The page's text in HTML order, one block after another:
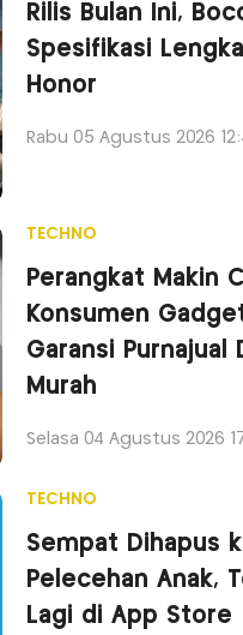
Rilis Bulan Ini,
Spesifikasi
Honor
Rabu 05 Agustus 2026
TECHNO
Perangkat Makin
Konsumen
Garansi Purnajual
Murah
Selasa 04 Agustus 2026
TECHNO
Sempat Dihapus
Pelecehan Anak,
Lagi di App Store